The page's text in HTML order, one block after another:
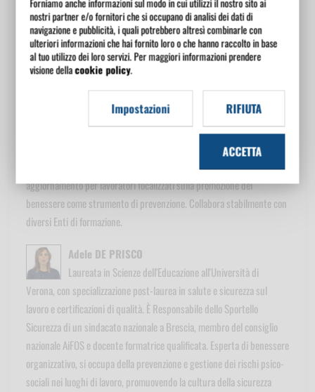
minacce terroristiche, elaborando procedure operative e istruzioni
comportamentali.
Paola BRANDOLINI
Laureata in Filosofia con Master in Gestione delle Risorse
Umane, si occupa di formazione aziendale e sviluppo delle risorse
umane, con particolare attenzione al benessere organizzativo e
individuale. Approfondisce tematiche legate a sani stili di vita e
gestione delle diversità, soprattutto anagrafiche, come leve per
migliorare Salute e Sicurezza sul lavoro. Tiene numerosi corsi di
aggiornamento per lavoratori focalizzati sulla promozione del
benessere come strumento di prevenzione. Collabora stabilmente con
diversi Enti di formazione.
Adele DE PRISCO
Laureata in Scienze dell'Educazione all'Università di
Verona, con specializzazione post-laurea in salute e sicurezza sul
lavoro e certificazioni di qualità. È Responsabile dello Sportello
Sicurezza di un sindacato nazionale a Brescia, membro del consiglio
nazionale AiFOS e docente formatrice qualificata. Esperta di benessere
organizzativo, si occupa della prevenzione e gestione dei rischi psico-
sociali nei luoghi di lavoro, promuovendo la cultura della sicurezza
nostri partner e/o fornitori che si occupano di analisi dei dati di
navigazione e pubblicità, i quali potrebbero altresì combinarle con
ulteriori informazioni che hai fornito loro o che hanno raccolto in base
al tuo utilizzo dei loro servizi. Per maggiori informazioni prendere
visione dellacookie policy.
Impostazioni RIFIUTA
ACCETTA